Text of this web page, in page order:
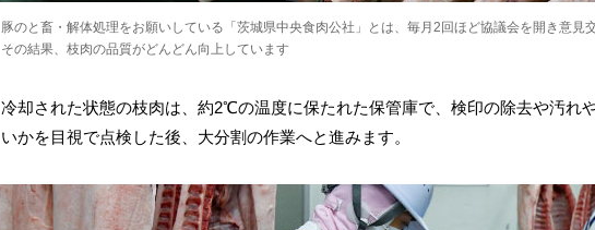
豚のと畜・解体処理をお願いしている「茨城県中央食肉公社」とは、毎月2回ほど協議会を開き意見
その結果、枝肉の品質がどんどん向上しています
冷却された状態の枝肉は、約2℃の温度に保たれた保管庫で、検印の除去や汚れ
いかを目視で点検した後、大分割の作業へと進みます。